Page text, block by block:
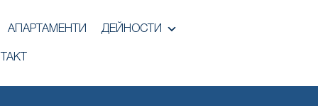
АПАРТАМЕНТИ ДЕЙНОСТИ